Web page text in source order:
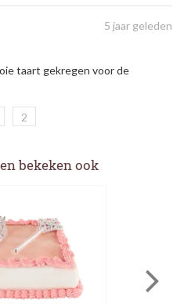
5 jaar geleden
taart gekregen voor de
2
bekeken ook